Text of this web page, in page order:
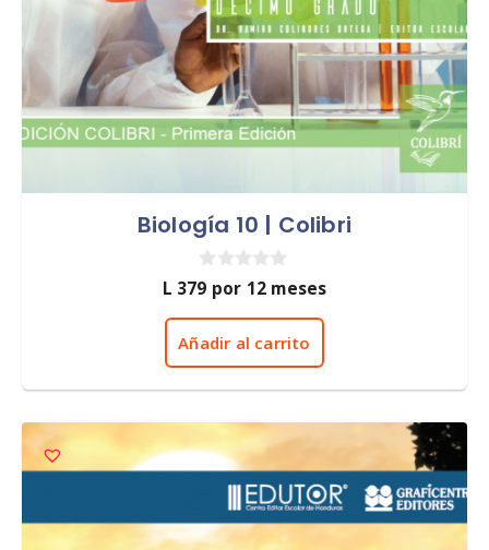
Biología 10 | Colibri
0
d
e
L 379 por 12 meses
Añadir al carrito